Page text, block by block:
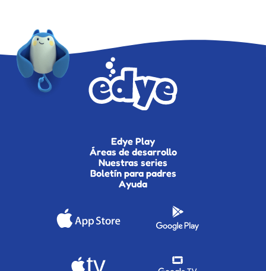
Edye Play
Áreas de desarrollo
Nuestras series
Boletín para padres
Ayuda